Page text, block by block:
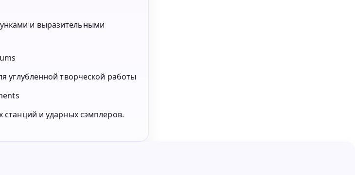
и выразительными
углублённой творческой работы
и ударных сэмплеров.